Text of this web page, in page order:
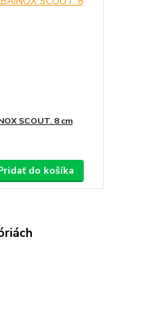
SCOUT. 8 cm
do košíka